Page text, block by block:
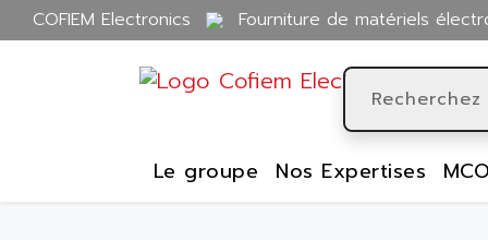
COFIEM Electronics Fourniture de matériels
Le groupe Nos Expertises